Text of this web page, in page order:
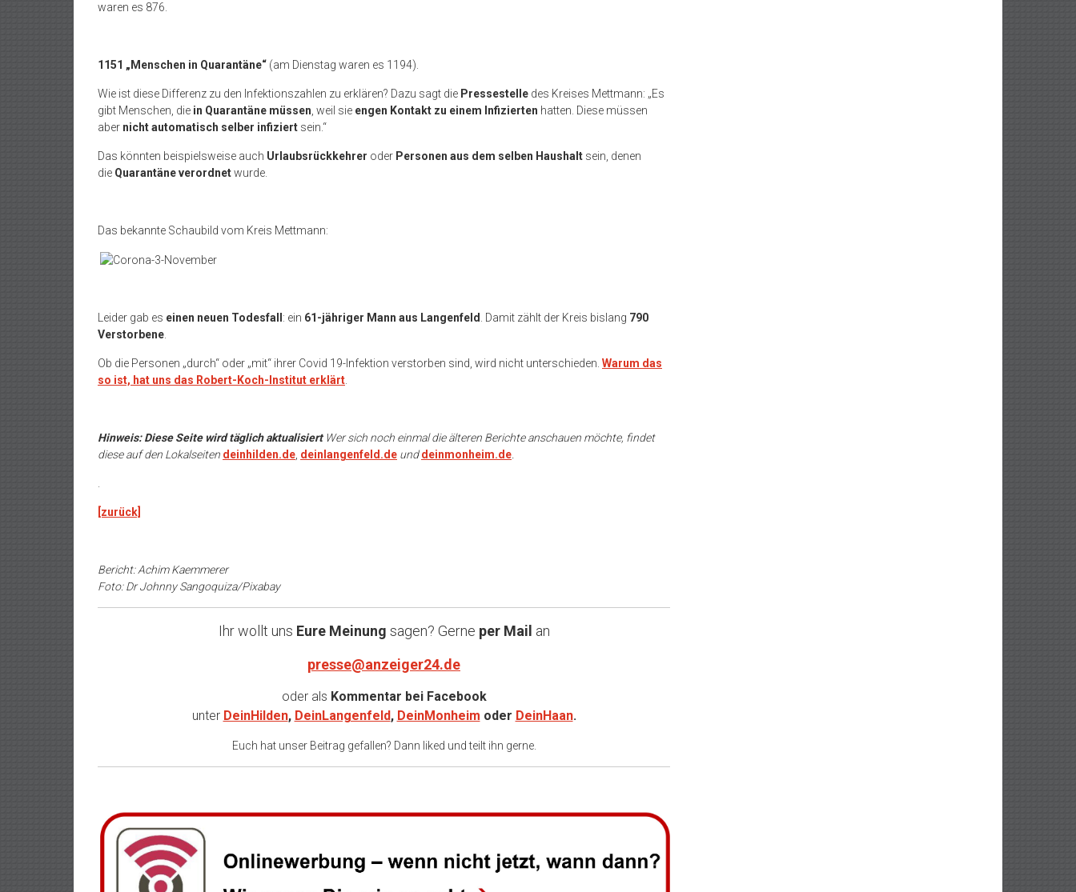
waren es 876.
1151 „Menschen in Quarantäne“ (am Dienstag waren es 1194).
Wie ist diese Differenz zu den Infektionszahlen zu erklären? Dazu sagt die Pressestelle des Kreises Mettmann: „Es
gibt Menschen, die in Quarantäne müssen , weil sie engen Kontakt zu einem Infizierten hatten. Diese müssen
aber nicht automatisch selber infiziert sein.“
Das könnten beispielsweise auch Urlaubsrückkehrer oder Personen aus dem selben Haushalt sein, denen
die Quarantäne verordnetwurde.
Das bekannte Schaubild vom Kreis Mettmann:
Leider gab es einen neuen Todesfall : ein 61-jähriger Mann aus Langenfeld . Damit zählt der Kreis bislang 790
Verstorbene
Ob die Personen „durch“ oder „mit“ ihrer Covid 19-Infektion verstorben sind, wird nicht unterschieden. Warum das
so ist, hat uns das Robert-Koch-Institut erklärt
Hinweis: Diese Seite wird täglich aktualisiert Wer sich noch einmal die älteren Berichte anschauen möchte, findet
diese auf den Lokalseiten deinhilden.de deinlangenfeld.de unddeinmonheim.de
[zurück]
Bericht: Achim Kaemmerer
Foto: Dr Johnny Sangoquiza/Pixabay
Ihr wollt uns Eure Meinung sagen? Gerne per Mail an
presse@anzeiger24.de
oder als Kommentar bei Facebook
unter DeinHilden, DeinLangenfeld, DeinMonheim oder DeinHaan.
Euch hat unser Beitrag gefallen? Dann liked und teilt ihn gerne.